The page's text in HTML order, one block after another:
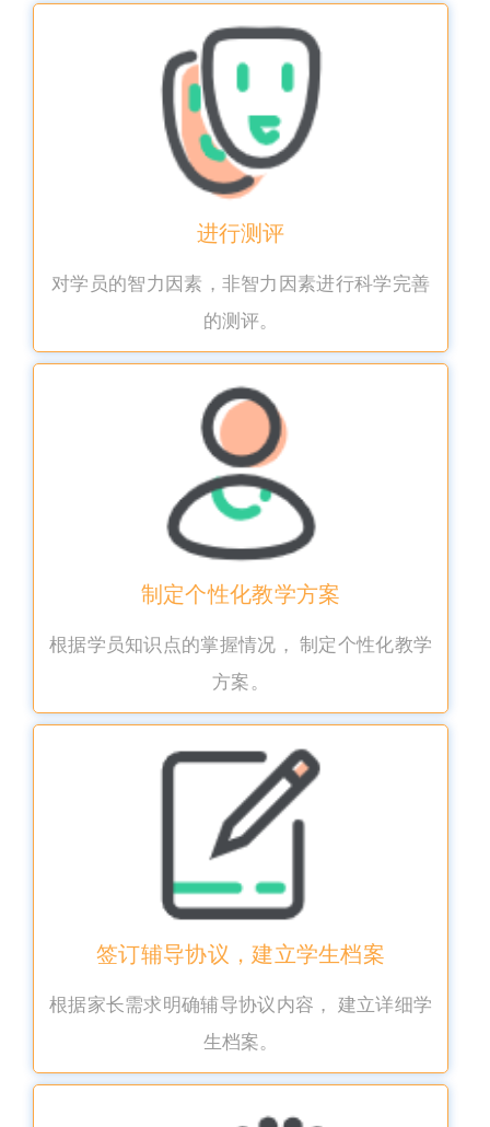
进行测评
对学员的智力因素，非智力因素进行科学完善
的测评。
制定个性化教学方案
根据学员知识点的掌握情况， 制定个性化教学
方案。
签订辅导协议，建立学生档案
根据家长需求明确辅导协议内容， 建立详细学
生档案。